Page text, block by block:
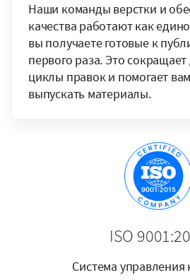
Наши команды верстки и
качества работают как
вы получаете готовые к
первого раза. Это
циклы правок и помогает
выпускать материалы.
ISO
Система управления